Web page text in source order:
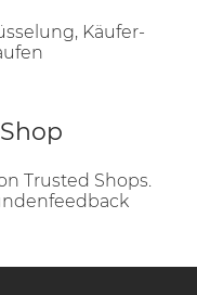
Käufer-
Trusted Shops.